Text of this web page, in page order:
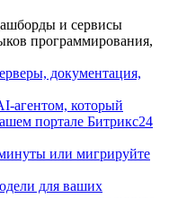
и сервисы
программирования,
документация,
агентом, который
портале Битрикс24
или мигрируйте
для ваших